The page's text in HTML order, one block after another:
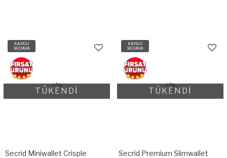
KARGO
BEDAVA
TÜKENDİ
Secrid Miniwallet Crisple
KARGO
BEDAVA
TÜKENDİ
Secrid Premium Slimwallet